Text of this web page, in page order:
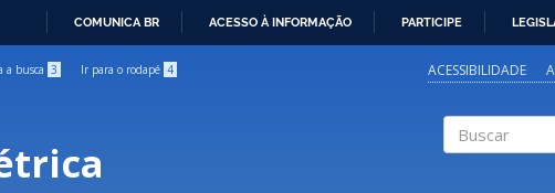
COMUNICA BR ACESSO À INFORMAÇÃO PARTICIPE
a busca 3 Ir para o rodapé 4 ACESSIBILIDADE